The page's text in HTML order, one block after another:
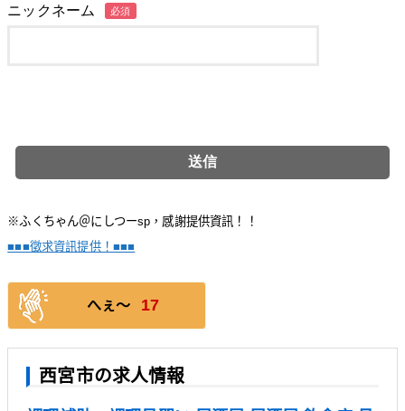
ニックネーム 必須
※ふくちゃん＠にしつーsp，感謝提供資訊！！
■■■徵求資訊提供！■■■
へぇ〜 17
西宮市の求人情報